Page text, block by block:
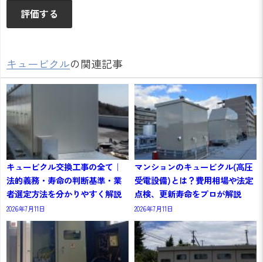
キュービクルの関連記事
キュービクル交換工事の全て｜
法的義務・寿命の判断基準・業
者選定方法を分かりやすく解説
2026年7月11日
マンションのキュービクル(高圧
受電設備)とは？費用相場や法定
点検、更新寿命をプロが解説
2026年7月11日